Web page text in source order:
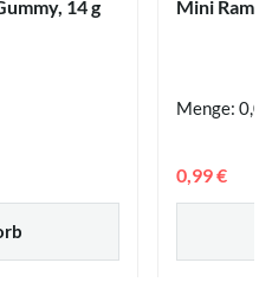
14 g Mini
Menge:
0,99 €